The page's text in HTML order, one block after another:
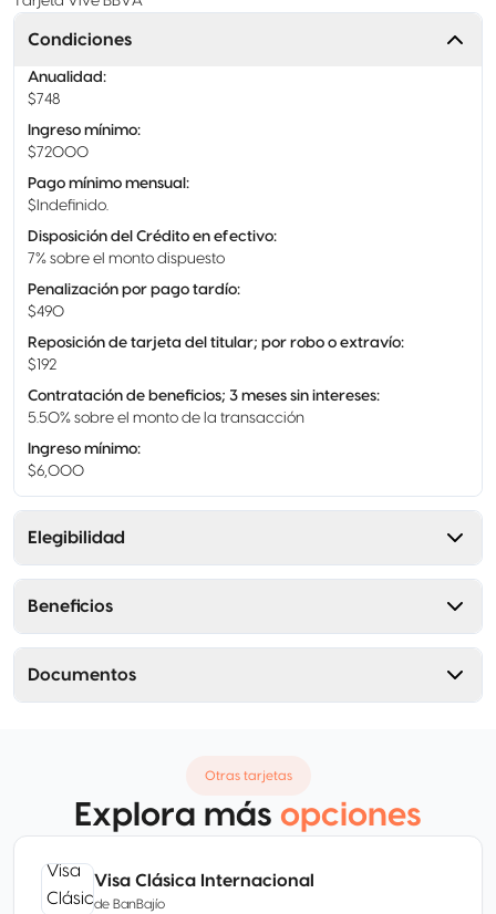
Condiciones
Anualidad:
$748
Ingreso mínimo:
$72000
Pago mínimo mensual :
$Indefinido.
Disposición del Crédito en efectivo:
7% sobre el monto dispuesto
Penalización por pago tardío:
$490
Reposición de tarjeta del titular; por robo o extravío:
$192
Contratación de beneficios; 3 meses sin intereses:
5.50% sobre el monto de la transacción
Ingreso mínimo:
$6,000
Elegibilidad
Beneficios
Documentos
Otras tarjetas
Explora más opciones
Visa Clásica Internacional
de BanBajío